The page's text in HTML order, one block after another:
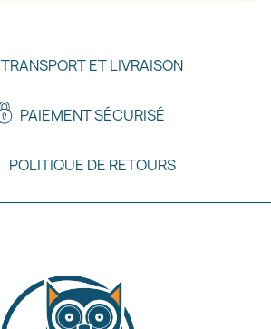
TRANSPORT ET LIVRAISON
PAIEMENT SÉCURISÉ
POLITIQUE DE RETOURS